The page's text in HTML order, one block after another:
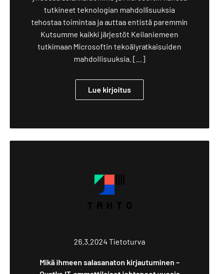
tutkineet teknologian mahdollisuuksia
tehostaa toimintaa ja auttaa entistä paremmin
Kutsumme kaikki järjestöt Keilaniemeen
tutkimaan Microsoftin tekoälyratkaisuiden
mahdollisuuksia. […]
Lue kirjoitus
26.3.2024 Tietoturva
Mikä ihmeen salasanaton kirjautuminen –